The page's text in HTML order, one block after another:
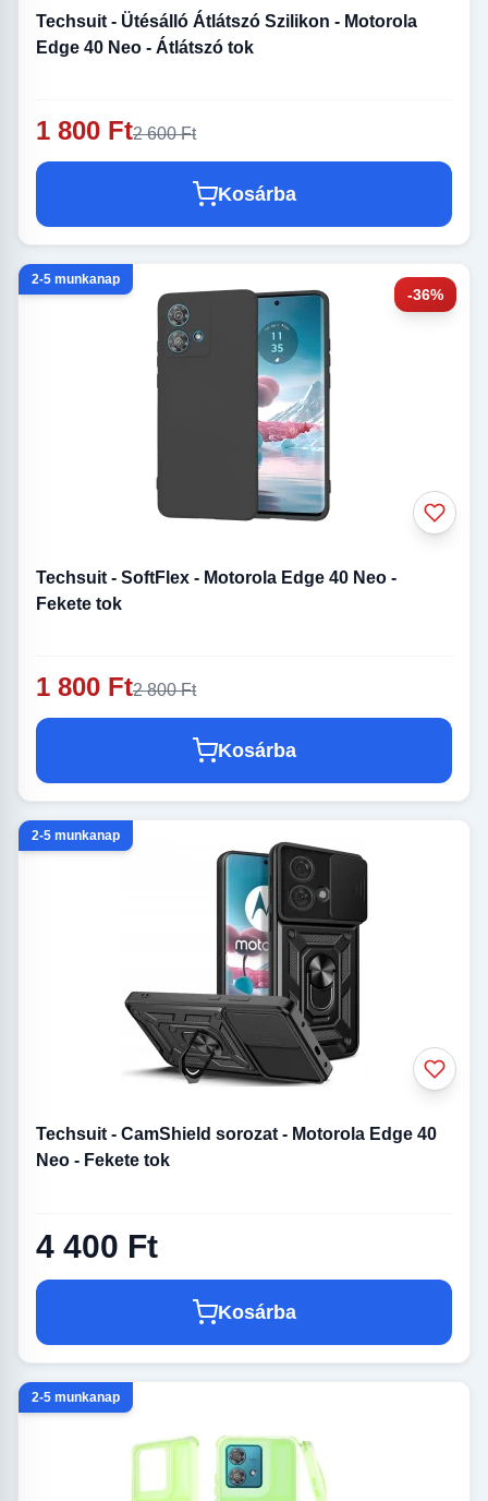
Techsuit - Ütésálló Átlátszó Szilikon - Motorola
Edge 40 Neo - Átlátszó tok
1 800 Ft2 600 Ft
Kosárba
-36%
2-5 munkanap
Techsuit - SoftFlex - Motorola Edge 40 Neo -
Fekete tok
1 800 Ft2 800 Ft
Kosárba
2-5 munkanap
Techsuit - CamShield sorozat - Motorola Edge 40
Neo - Fekete tok
4 400 Ft
Kosárba
2-5 munkanap